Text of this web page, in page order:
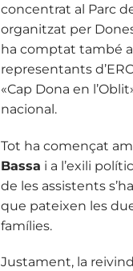
concentrat al Parc
organitzat per
ha comptat també
representants
«Cap Dona en
nacional.
Tot ha començat
Bassa i a l’exili
de les assistents
que pateixen les
famílies.
Justament, la